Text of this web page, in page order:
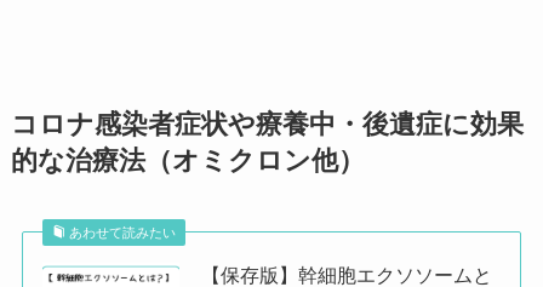
コロナ感染者症状や療養中・後遺症に効果
的な治療法（オミクロン他）
あわせて読みたい
【保存版】幹細胞エクソソームと